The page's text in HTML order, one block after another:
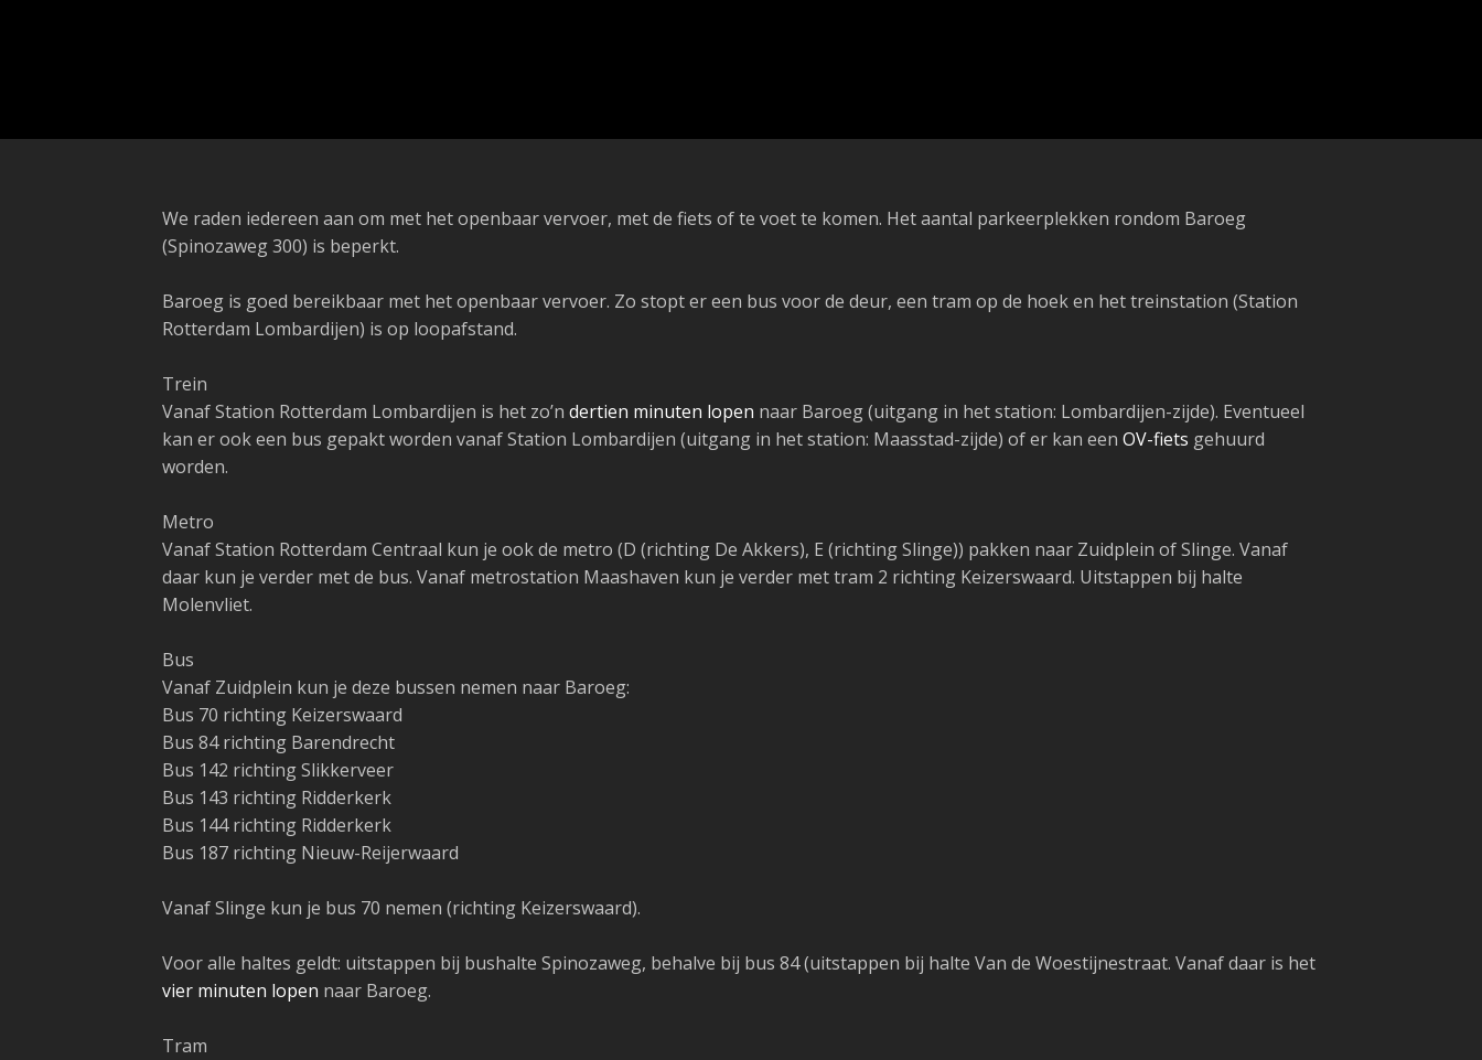
We raden iedereen aan om met het openbaar vervoer, met de fiets of te voet te komen. Het aantal parkeerplekken rondom Baroeg
(Spinozaweg 300) is beperkt.
Baroeg is goed bereikbaar met het openbaar vervoer. Zo stopt er een bus voor de deur, een tram op de hoek en het treinstation (Station
Rotterdam Lombardijen) is op loopafstand.
Trein
Vanaf Station Rotterdam Lombardijen is het zo’n dertien minuten lopen naar Baroeg (uitgang in het station: Lombardijen-zijde). Eventueel
kan er ook een bus gepakt worden vanaf Station Lombardijen (uitgang in het station: Maasstad-zijde) of er kan een OV-fiets gehuurd
worden.
Metro
Vanaf Station Rotterdam Centraal kun je ook de metro (D (richting De Akkers), E (richting Slinge)) pakken naar Zuidplein of Slinge. Vanaf
daar kun je verder met de bus. Vanaf metrostation Maashaven kun je verder met tram 2 richting Keizerswaard. Uitstappen bij halte
Molenvliet.
Bus
Vanaf Zuidplein kun je deze bussen nemen naar Baroeg:
Bus 70 richting Keizerswaard
Bus 84 richting Barendrecht
Bus 142 richting Slikkerveer
Bus 143 richting Ridderkerk
Bus 144 richting Ridderkerk
Bus 187 richting Nieuw-Reijerwaard
Vanaf Slinge kun je bus 70 nemen (richting Keizerswaard).
Voor alle haltes geldt: uitstappen bij bushalte Spinozaweg, behalve bij bus 84 (uitstappen bij halte Van de Woestijnestraat. Vanaf daar is het
vier minuten lopen naar Baroeg.
Tram